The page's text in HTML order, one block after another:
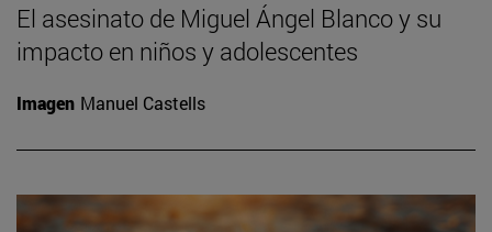
El asesinato de Miguel Ángel Blanco y su
impacto en niños y adolescentes
Imagen Manuel Castells